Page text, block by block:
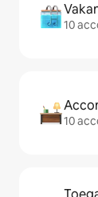
10
10